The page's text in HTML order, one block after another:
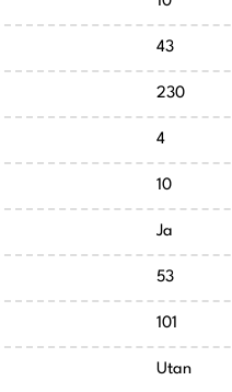
43
230
4
10
Ja
53
101
Utan